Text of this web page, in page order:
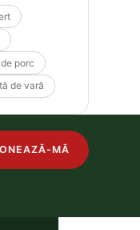
porc
de vară
MĂ